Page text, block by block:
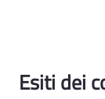
ACQUE
Esiti dei